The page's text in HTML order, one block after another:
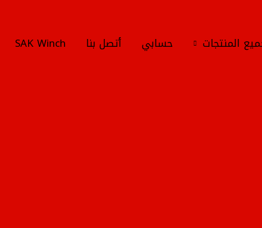
المنتجات حسابي أتصل بنا SAK Winch